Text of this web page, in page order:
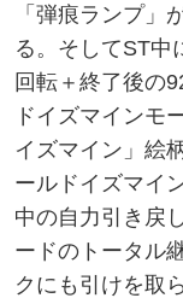
「弾痕ランプ」
る。そしてST中
回転＋終了後の
ドイズマインモ
イズマイン」絵
ールドイズマイ
中の自力引き戻
ードのトータル
クにも引けを取